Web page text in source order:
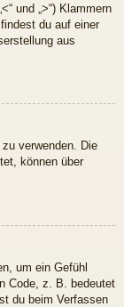
und „>“) Klammern
du auf einer
aus
verwenden. Die
können über
um ein Gefühl
Code, z. B. bedeutet
du beim Verfassen